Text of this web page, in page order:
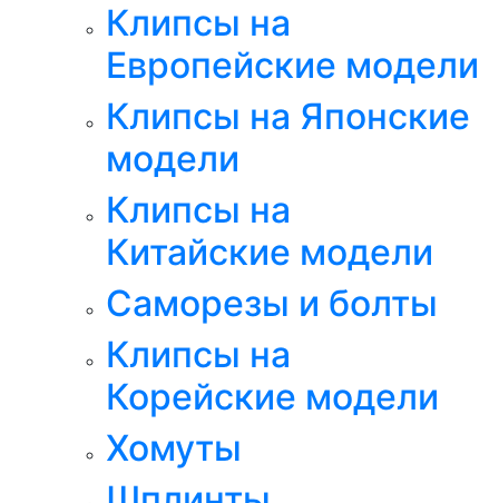
Клипсы на
Европейские модели
Клипсы на Японские
модели
Клипсы на
Китайские модели
Саморезы и болты
Клипсы на
Корейские модели
Хомуты